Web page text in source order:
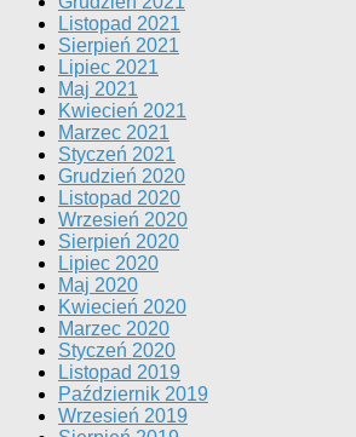
Listopad 2021
Sierpień 2021
Lipiec 2021
Maj 2021
Kwiecień 2021
Marzec 2021
Styczeń 2021
Grudzień 2020
Listopad 2020
Wrzesień 2020
Sierpień 2020
Lipiec 2020
Maj 2020
Kwiecień 2020
Marzec 2020
Styczeń 2020
Listopad 2019
Październik 2019
Wrzesień 2019